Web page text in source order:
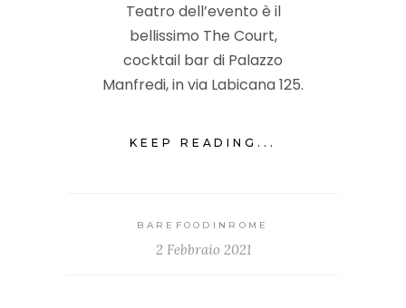
Teatro dell’evento è il
bellissimo The Court,
cocktail bar di Palazzo
Manfredi, in via Labicana 125.
KEEP READING...
BAREFOODINROME
2 Febbraio 2021